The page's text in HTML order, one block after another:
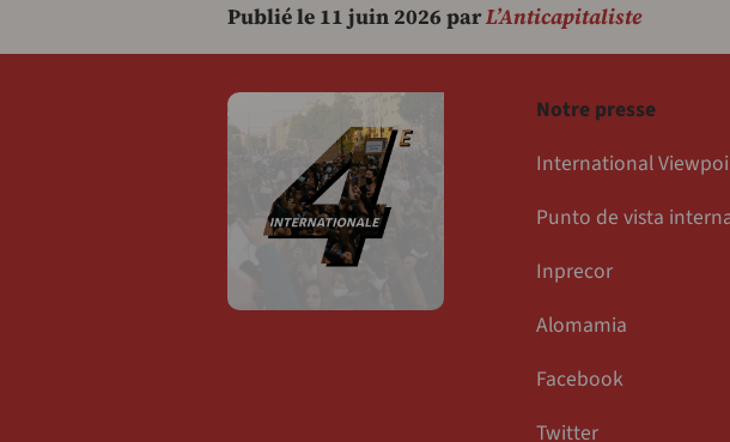
Publié le 11 juin 2026 parL’Anticapitaliste
Notre presse
International
Punto de vista
Inprecor
Alomamia
Facebook
Twitter